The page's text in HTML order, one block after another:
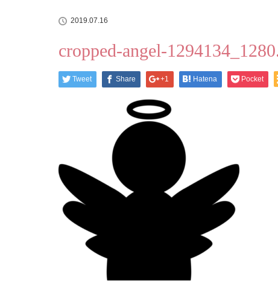
2019.07.16
cropped-angel-
Tweet Share +1 Hatena Pocket